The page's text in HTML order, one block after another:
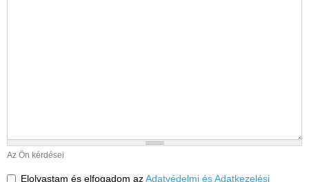
Az Ön kérdései
Elolvastam és elfogadom azAdatvédelmi és Adatkezelési